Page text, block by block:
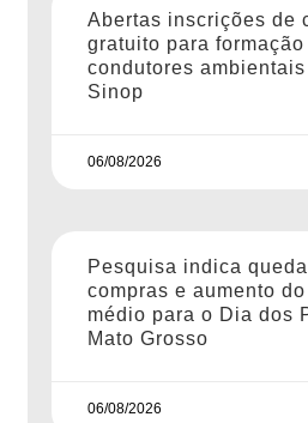
Abertas inscrições de
gratuito para formação
condutores ambientais
Sinop
06/08/2026
Pesquisa indica
compras e aumento
médio para o Dia dos
Mato Grosso
06/08/2026